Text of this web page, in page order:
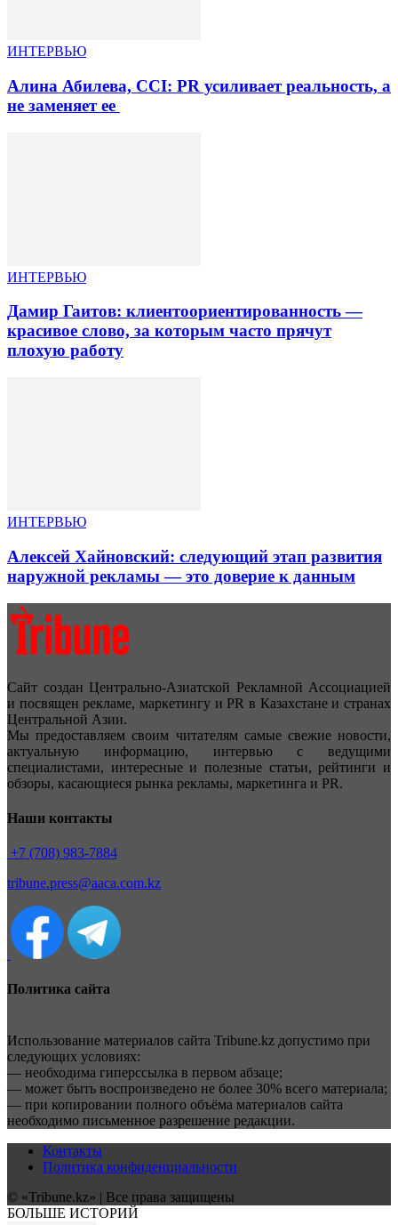
ИНТЕРВЬЮ
Алина Абилева, CCI: PR усиливает реальность, а
не заменяет ее
ИНТЕРВЬЮ
Дамир Гаитов: клиентоориентированность —
красивое слово, за которым часто прячут
плохую работу
ИНТЕРВЬЮ
Алексей Хайновский: следующий этап развития
наружной рекламы — это доверие к данным
Сайт создан Центрально-Азиатской Рекламной Ассоциацией
и посвящен рекламе, маркетингу и PR в Казахстане и странах
Центральной Азии.
Мы предоставляем своим читателям самые свежие новости,
актуальную информацию, интервью с ведущими
специалистами, интересные и полезные статьи, рейтинги и
обзоры, касающиеся рынка рекламы, маркетинга и PR.
Наши контакты
+7 (708) 983-7884
tribune.press@aaca.com.kz
Политика сайта
Использование материалов сайта Tribune.kz допустимо при
следующих условиях:
— необходима гиперссылка в первом абзаце;
— может быть воспроизведено не более 30% всего материала;
— при копировании полного объёма материалов сайта
необходимо письменное разрешение редакции.
Контакты
Политика конфиденциальности
© «Tribune.kz» | Все права защищены
БОЛЬШЕ ИСТОРИЙ